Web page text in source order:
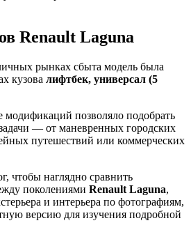
Renault Laguna
рынках сбыта модель была
кузова лифтбек, универсал (5
модификаций позволяло подобрать
— от маневренных городских
путешествий или коммерческих
чтобы наглядно сравнить
поколениями Renault Laguna,
и интерьера по фотографиям,
версию для изучения подробной